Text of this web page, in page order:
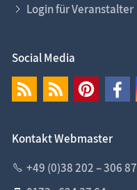
Login für Veranstalter
Social Media
Kontakt Webmaster
+49 (0)38 202 – 306 87